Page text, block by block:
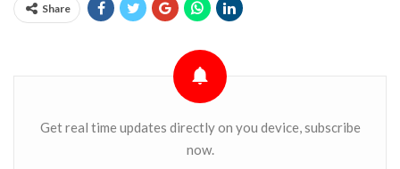
Share
Get real time updates directly on you device, subscribe
now.